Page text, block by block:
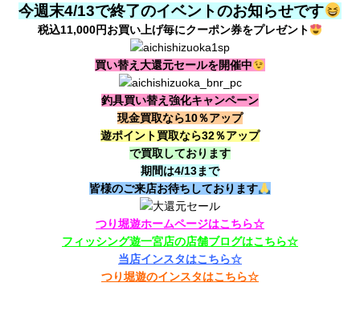
今週末4/13で終了のイベントのお知らせです
税込11,000円お買い上げ毎にクーポン券をプレゼント
買い替え大還元セールを開催中
釣具買い替え強化キャンペーン
現金買取なら10％アップ
遊ポイント買取なら32％アップ
で買取しております
期間は4/13まで
皆様のご来店お待ちしております
つり堀遊ホームページはこちら☆
フィッシング遊一宮店の店舗ブログはこちら☆
当店インスタはこちら☆
つり堀遊のインスタはこちら☆